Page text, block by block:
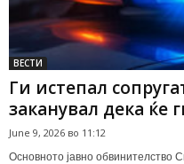
ВЕСТИ
Ги истепал
заканувал дека ќе
June 9, 2026 во 11:12
Основното јавно обвинителство